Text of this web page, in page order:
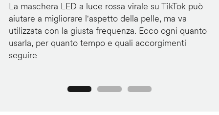
La maschera LED a luce rossa virale su TikTok può
aiutare a migliorare l'aspetto della pelle, ma va
utilizzata con la giusta frequenza. Ecco ogni quanto
usarla, per quanto tempo e quali accorgimenti
seguire